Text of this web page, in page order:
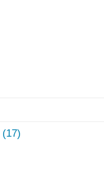
(17)